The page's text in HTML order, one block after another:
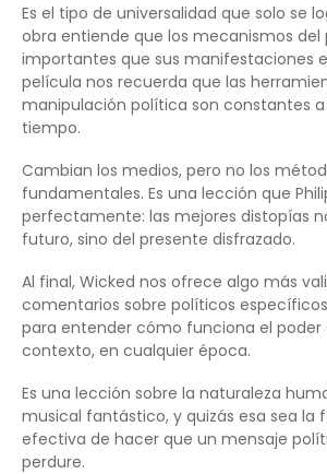
Es el tipo de universalidad que solo se
obra entiende que los mecanismos del
importantes que sus manifestaciones
película nos recuerda que las
manipulación política son constantes
tiempo.
Cambian los medios, pero no los
fundamentales. Es una lección que
perfectamente: las mejores distopías
futuro, sino del presente disfrazado.
Al final, Wicked nos ofrece algo más
comentarios sobre políticos
para entender cómo funciona el poder
contexto, en cualquier época.
Es una lección sobre la naturaleza
musical fantástico, y quizás esa sea la
efectiva de hacer que un mensaje
perdure.